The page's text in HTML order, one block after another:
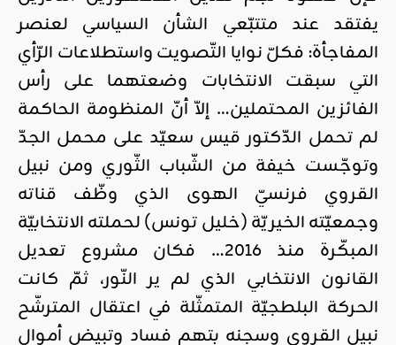
يفتقد عند متتبّعي الشأن السياسي لعنصر
المفاجأة: فكلّ نوايا التّصويت واستطلاعات الرّأي
التي سبقت الانتخابات وضعتهما على رأس
الفائزين المحتملين… إلاّ أنّ المنظومة الحاكمة
لم تحمل الدّكتور قيس سعيّد على محمل الجدّ
وتوجّست خيفة من الشّباب الثّوري ومن نبيل
القروي فرنسيّ الهوى الذي وظّف قناته
وجمعيّته الخيريّة (خليل تونس) لحملته الانتخابيّة
المبكّرة منذ 2016… فكان مشروع تعديل
القانون الانتخابي الذي لم ير النّور، ثمّ كانت
الحركة البلطجيّة المتمثّلة في اعتقال المترشّح
نبيل القروي وسجنه بتهم فساد وتبيض أموال